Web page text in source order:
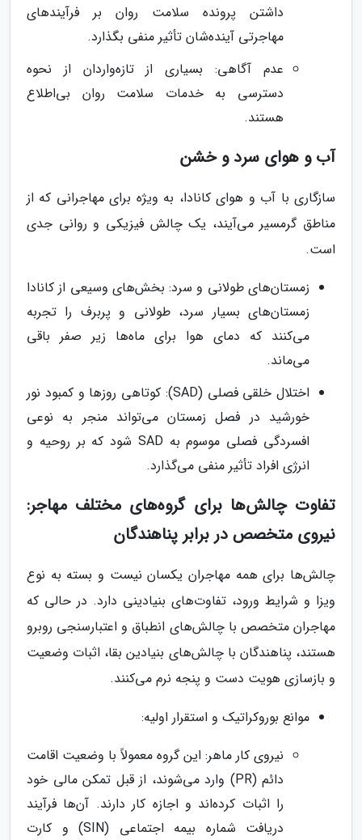
داشتن پرونده سلامت روان بر فرآیندهای
مهاجرتی آینده‌شان تأثیر منفی بگذارد.
عدم آگاهی: بسیاری از تازه‌واردان از نحوه
دسترسی به خدمات سلامت روان بی‌اطلاع
هستند.
آب و هوای سرد و خشن
سازگاری با آب و هوای کانادا، به ویژه برای مهاجرانی که از
مناطق گرمسیر می‌آیند، یک چالش فیزیکی و روانی جدی
است.
زمستان‌های طولانی و سرد: بخش‌های وسیعی از کانادا
زمستان‌های بسیار سرد، طولانی و پربرف را تجربه
می‌کنند که دمای هوا برای ماه‌ها زیر صفر باقی
می‌ماند.
اختلال خلقی فصلی (SAD): کوتاهی روزها و کمبود نور
خورشید در فصل زمستان می‌تواند منجر به نوعی
افسردگی فصلی موسوم به SAD شود که بر روحیه و
انرژی افراد تأثیر منفی می‌گذارد.
تفاوت چالش‌ها برای گروه‌های مختلف مهاجر:
نیروی متخصص در برابر پناهندگان
چالش‌ها برای همه مهاجران یکسان نیست و بسته به نوع
ویزا و شرایط ورود، تفاوت‌های بنیادینی دارد. در حالی که
مهاجران متخصص با چالش‌های انطباق و اعتبارسنجی روبرو
هستند، پناهندگان با چالش‌های بنیادین بقا، اثبات وضعیت
و بازسازی هویت دست و پنجه نرم می‌کنند.
موانع بوروکراتیک و استقرار اولیه:
نیروی کار ماهر: این گروه معمولاً با وضعیت اقامت
دائم (PR) وارد می‌شوند، از قبل تمکن مالی خود
را اثبات کرده‌اند و اجازه کار دارند. آن‌ها فرآیند
دریافت شماره بیمه اجتماعی (SIN) و کارت